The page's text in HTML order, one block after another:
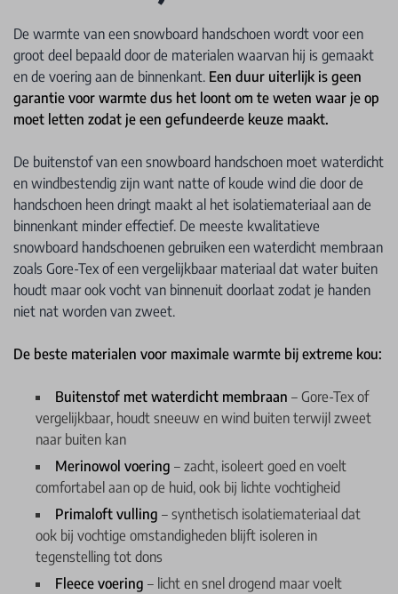
De warmte van een snowboard handschoen wordt voor een
groot deel bepaald door de materialen waarvan hij is gemaakt
en de voering aan de binnenkant. Een duur uiterlijk is geen
garantie voor warmte dus het loont om te weten waar je op
moet letten zodat je een gefundeerde keuze maakt.
De buitenstof van een snowboard handschoen moet waterdicht
en windbestendig zijn want natte of koude wind die door de
handschoen heen dringt maakt al het isolatiemateriaal aan de
binnenkant minder effectief. De meeste kwalitatieve
snowboard handschoenen gebruiken een waterdicht membraan
zoals Gore-Tex of een vergelijkbaar materiaal dat water buiten
houdt maar ook vocht van binnenuit doorlaat zodat je handen
niet nat worden van zweet.
De beste materialen voor maximale warmte bij extreme kou:
Buitenstof met waterdicht membraan – Gore-Tex of
vergelijkbaar, houdt sneeuw en wind buiten terwijl zweet
naar buiten kan
Merinowol voering – zacht, isoleert goed en voelt
comfortabel aan op de huid, ook bij lichte vochtigheid
Primaloft vulling – synthetisch isolatiemateriaal dat
ook bij vochtige omstandigheden blijft isoleren in
tegenstelling tot dons
Fleece voering – licht en snel drogend maar voelt